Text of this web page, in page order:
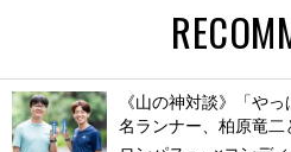
《山の神対談》「や
名ランナー、柏原竜